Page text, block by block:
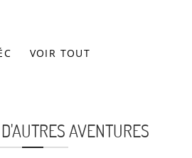
VOIR TOUT
AVENTURES